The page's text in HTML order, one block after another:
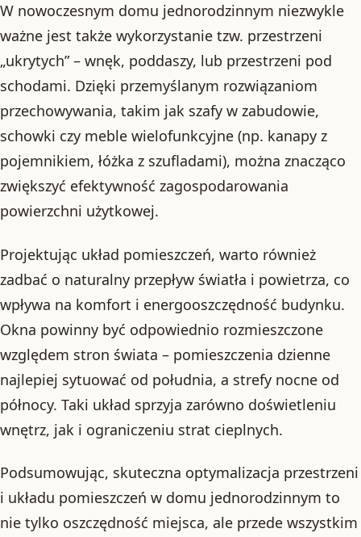
W nowoczesnym domu jednorodzinnym niezwykle
ważne jest także wykorzystanie tzw. przestrzeni
„ukrytych” – wnęk, poddaszy, lub przestrzeni pod
schodami. Dzięki przemyślanym rozwiązaniom
przechowywania, takim jak szafy w zabudowie,
schowki czy meble wielofunkcyjne (np. kanapy z
pojemnikiem, łóżka z szufladami), można znacząco
zwiększyć efektywność zagospodarowania
powierzchni użytkowej.
Projektując układ pomieszczeń, warto również
zadbać o naturalny przepływ światła i powietrza, co
wpływa na komfort i energooszczędność budynku.
Okna powinny być odpowiednio rozmieszczone
względem stron świata – pomieszczenia dzienne
najlepiej sytuować od południa, a strefy nocne od
północy. Taki układ sprzyja zarówno doświetleniu
wnętrz, jak i ograniczeniu strat cieplnych.
Podsumowując, skuteczna optymalizacja przestrzeni
i układu pomieszczeń w domu jednorodzinnym to
nie tylko oszczędność miejsca, ale przede wszystkim